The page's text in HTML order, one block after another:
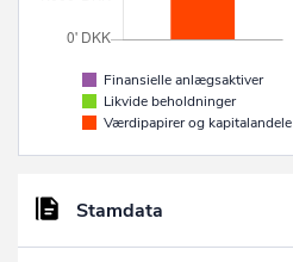
Finansielle anlægsaktiver
Likvide beholdninger
Værdipapirer og kapitalandele
Stamdata